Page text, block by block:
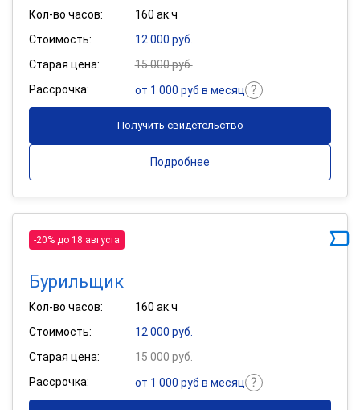
Кол-во часов:
160 ак.ч
Стоимость:
12 000 руб.
Старая цена:
15 000 руб.
Рассрочка:
от 1 000 руб в месяц
Получить свидетельство
Подробнее
-20% до 18 августа
Бурильщик
Кол-во часов:
160 ак.ч
Стоимость:
12 000 руб.
Старая цена:
15 000 руб.
Рассрочка:
от 1 000 руб в месяц